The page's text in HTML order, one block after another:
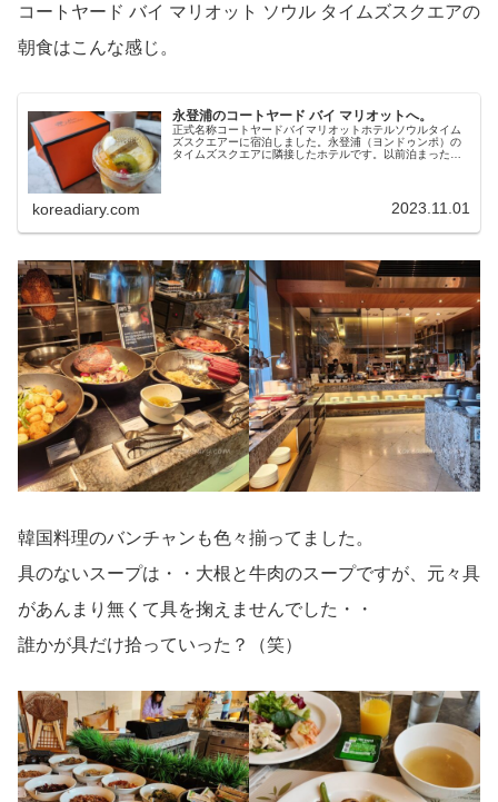
コー​​トヤード バイ マリオット ソウル タイムズスクエアの
朝食はこんな感じ。
永登浦のコートヤード バイ マリオットへ。
正式名称コートヤードバイマリオットホテルソウルタイム
ズスクエアーに宿泊しました。永登浦（ヨンドゥンポ）の
タイムズスクエアに隣接したホテルです。以前泊まったの
koreadiary.com 2023.11.01
韓国料理のバンチャンも色々揃ってました。
具のないスープは・・大根と牛肉のスープですが、元々具
があんまり無くて具を掬えませんでした・・
誰かが具だけ拾っていった？（笑）